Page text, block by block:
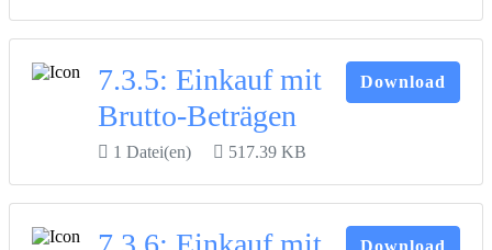
7.3.5: Einkauf mit
Brutto-Beträgen
1 Datei(en) 517.39 KB
Download
Download